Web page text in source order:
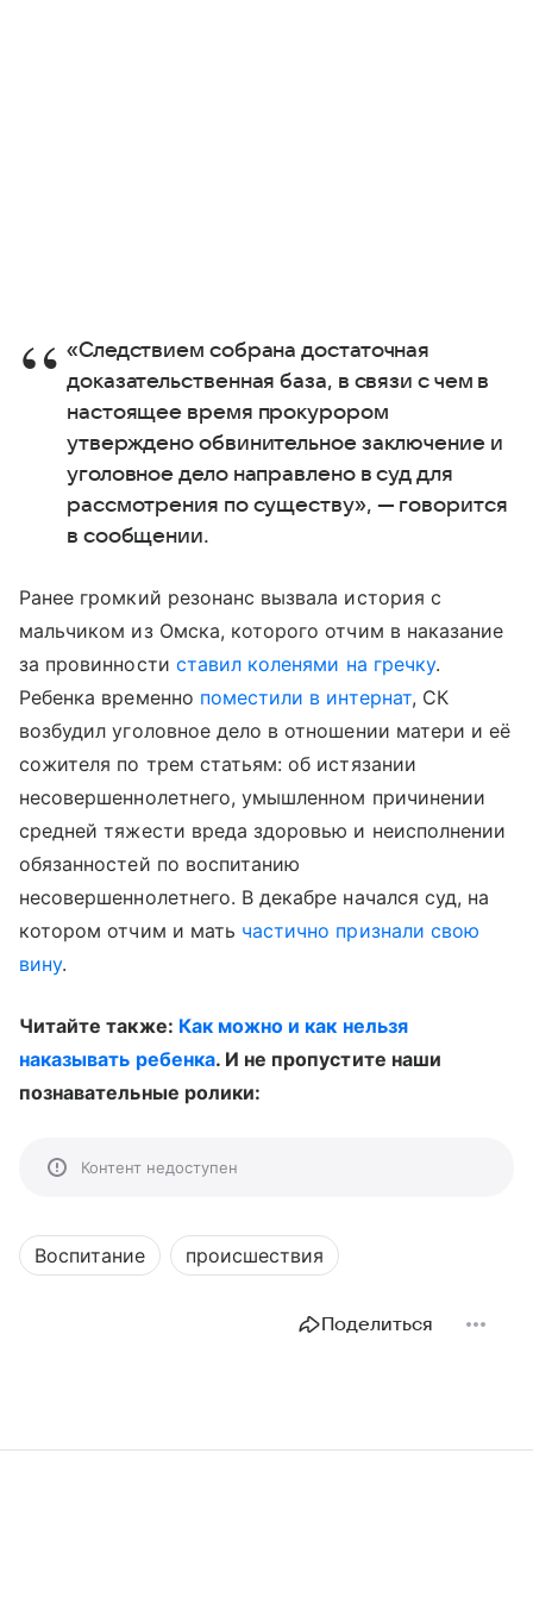
«Следствием собрана достаточная
доказательственная база, в связи с чем в
настоящее время прокурором
утверждено обвинительное заключение и
уголовное дело направлено в суд для
рассмотрения по существу», — говорится
в сообщении.
Ранее громкий резонанс вызвала история с
мальчиком из Омска, которого отчим в наказание
за провинности ставил коленями на гречку.
Ребенка временно поместили в интернат, СК
возбудил уголовное дело в отношении матери и её
сожителя по трем статьям: об истязании
несовершеннолетнего, умышленном причинении
средней тяжести вреда здоровью и неисполнении
обязанностей по воспитанию
несовершеннолетнего. В декабре начался суд, на
котором отчим и мать частично признали свою
вину.
Читайте также: Как можно и как нельзя
наказывать ребенка. И не пропустите наши
познавательные ролики:
Контент недоступен
Воспитание происшествия
Поделиться